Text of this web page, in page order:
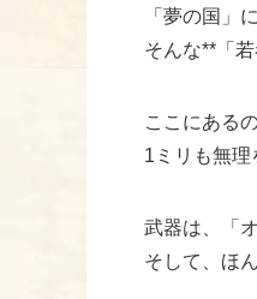
「夢の国」
そんな**「
ここにあるの
1ミリも無理
武器は、「
そして、ほ